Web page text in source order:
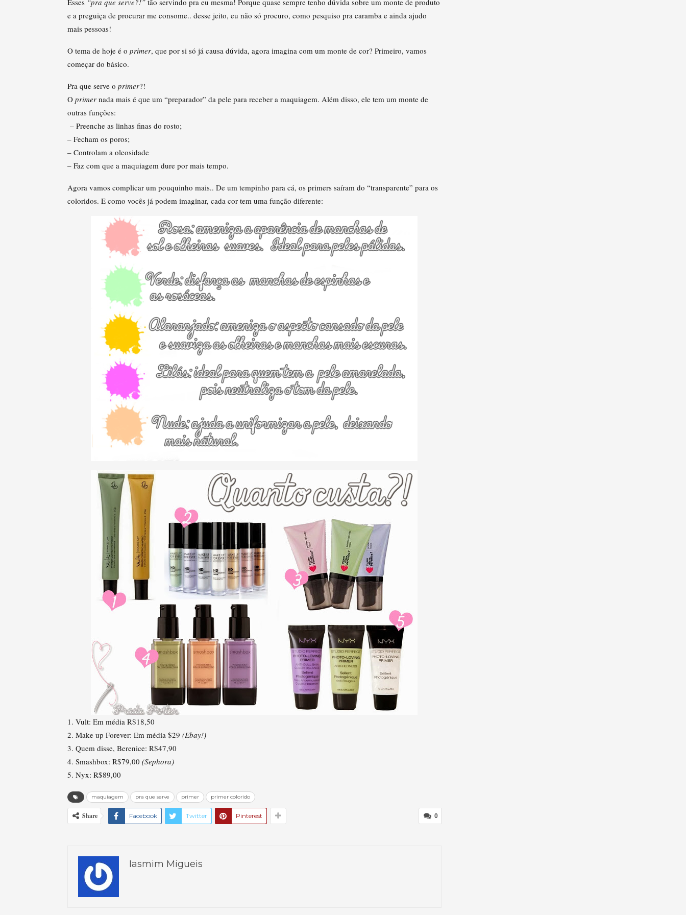
e a preguiça de procurar me consome.. desse jeito, eu não só procuro, como pesquiso pra caramba e ainda ajudo
mais pessoas!
O tema de hoje é o primer, que por si só já causa dúvida, agora imagina com um monte de cor? Primeiro, vamos
começar do básico.
Pra que serve o primer?!
O primer nada mais é que um “preparador” da pele para receber a maquiagem. Além disso, ele tem um monte de
outras funções:
– Preenche as linhas finas do rosto;
– Fecham os poros;
– Controlam a oleosidade
– Faz com que a maquiagem dure por mais tempo.
Agora vamos complicar um pouquinho mais.. De um tempinho para cá, os primers saíram do “transparente” para os
coloridos. E como vocês já podem imaginar, cada cor tem uma função diferente:
1. Vult: Em média R$18,50
2. Make up Forever: Em média $29 (Ebay!)
3. Quem disse, Berenice: R$47,90
4. Smashbox: R$79,00 (Sephora)
5. Nyx: R$89,00
maquiagem pra que serve primer primer colorido
0
Share Facebook Twitter Pinterest
Iasmim Migueis